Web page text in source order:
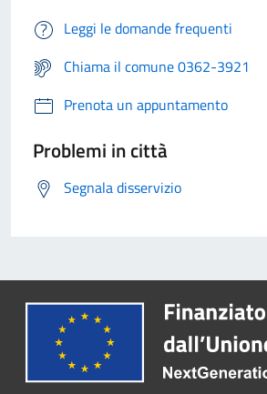
Leggi le domande frequenti
Chiama il comune 0362-3921
Prenota un appuntamento
Problemi in città
Segnala disservizio